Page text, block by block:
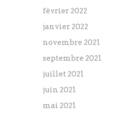
février 2022
janvier 2022
novembre 2021
septembre 2021
juillet 2021
juin 2021
mai 2021